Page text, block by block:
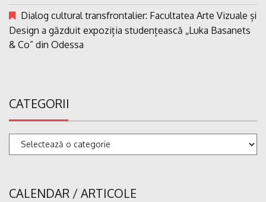
Dialog cultural transfrontalier: Facultatea Arte Vizuale și
Design a găzduit expoziția studențească „Luka Basanets
& Co” din Odessa
CATEGORII
Categorii
CALENDAR / ARTICOLE